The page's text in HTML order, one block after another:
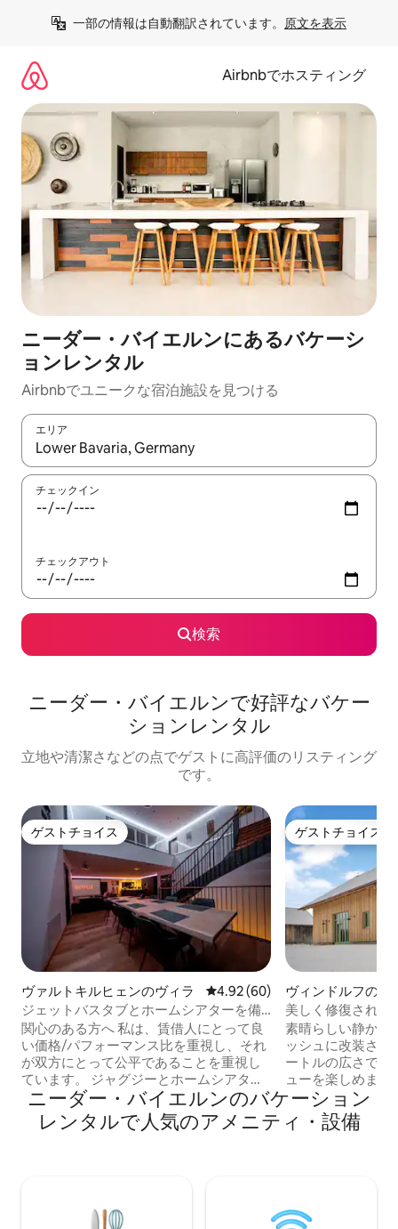
一部の情報は自動翻訳されています。 原文を表示
Airbnbでホスティング
ニーダー・バイエルンにあるバケーシ
ョンレンタル
Airbnbでユニークな宿泊施設を見つける
エリア
検索結果が表示されたら、上下の矢印キーを使って移動するか
チェックイン
チェックアウト
検索
ニーダー・バイエルンで好評なバケー
ションレンタル
立地や清潔さなどの点でゲストに高評価のリスティング
です。
ゲストチョイス
ゲストチョイス
ヴァルトキルヒェンのヴィラ レビュー60件、5つ星中4.92つ
4.92 (60)
ジェットバスタブとホームシアターを備
えたモダンなヴィラ
関心のある方へ 私は、賃借人にとって良
い価格/パフォーマンス比を重視し、それ
が双方にとって公平であることを重視し
ています。 ジャグジーとホームシアター
を備えた約230平方メートルの居住スペー
スと、90平方メートルのさらなる使用可
能なスペース（ガレージ+屋上テラス）を
は、注記をお読みください。 ご予約のお
ゲストチョイス
ゲストチョイス
ヴィンドルフの納
美しく修復された
素晴らしい静かな
ッシュに改装され
ートルの広さで、
ューを楽しめま
方メートルのギャ
ン、ウォークイ
豪華なデザイナー
分、高速道路から
ニーダー・バイエルンのバケーション
レンタルで人気のアメニティ・設備